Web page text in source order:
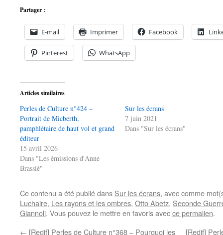
Partager :
E-mail Imprimer Facebook
Pinterest WhatsApp
Articles similaires
Perles de Culture n°424 –
Portrait de Micberth,
pamphlétaire de haut vol et grand
éditeur
15 avril 2026
Dans "Les émissions d'Anne
Brassié"
Sur les écrans
7 juin 2021
Dans "Sur les écrans"
Ce contenu a été publié dans Sur les écrans, avec comme
Luchaire, Les rayons et les ombres, Otto Abetz, Seconde
Giannoli. Vous pouvez le mettre en favoris avecce permalien.
← [Redif] Perles de Culture n°368 – Pourquoi les
[Redif]